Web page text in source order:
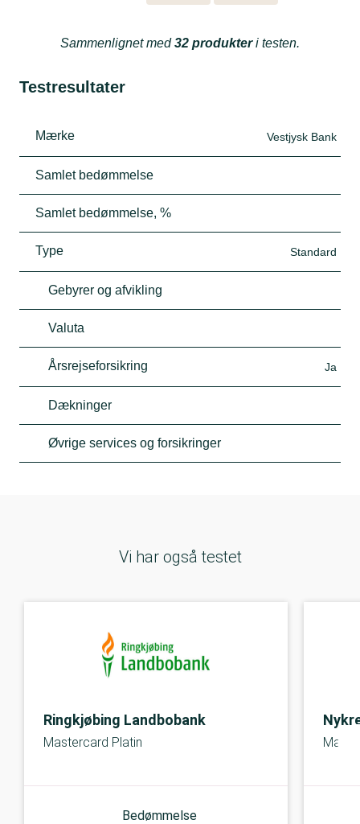
Sammenlignet med32 produkteri testen.
Testresultater
Mærke Vestjysk Bank
Samlet bedømmelse
Samlet bedømmelse, %
Type Standard
Gebyrer og afvikling
Valuta
Årsrejseforsikring Ja
Dækninger
Øvrige services og forsikringer
Vi har også testet
Ringkjøbing Landbobank
Mastercard Platin
Bedømmelse